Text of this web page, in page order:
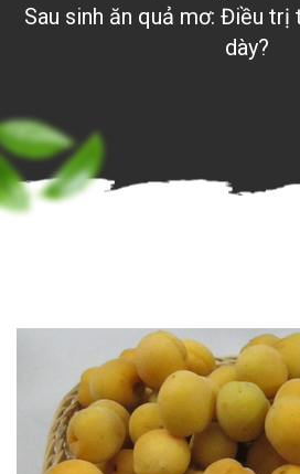
Sau sinh ăn quả mơ: Điều trị
dày?